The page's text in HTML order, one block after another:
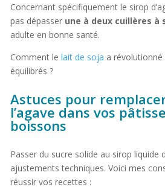
Concernant spécifiquement le sirop
pas dépasser une à deux cuillères à
adulte en bonne santé.
Comment le lait de soja a
équilibrés ?
Astuces pour
l’agave dans vos
boissons
Passer du sucre solide au sirop liquide
ajustements techniques. Voici mes
réussir vos recettes :